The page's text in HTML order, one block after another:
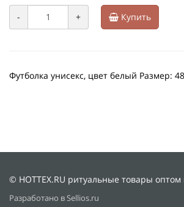
- + Купить
Футболка унисекс, цвет белый Размер:
© HOTTEX.RU ритуальные товары оптом
Разработано в Sellios.ru